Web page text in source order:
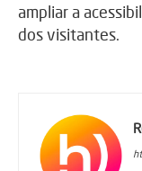
ampliar a
dos visitantes.